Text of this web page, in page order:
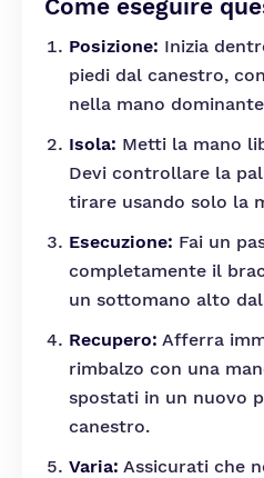
Come eseguire
Posizione: Inizia
piedi dal canestro,
nella mano
Isola: Metti la mano
Devi controllare la
tirare usando solo la
Esecuzione: Fai un
completamente il
un sottomano alto
Recupero: Afferra
rimbalzo con una
spostati in un nuovo
canestro.
Varia: Assicurati che